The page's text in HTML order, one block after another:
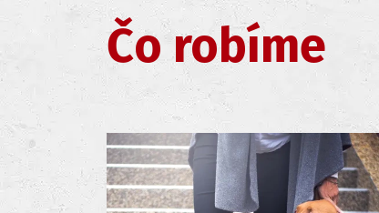
Čo robíme